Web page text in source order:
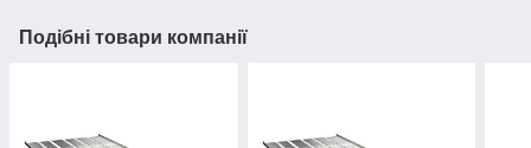
Подібні товари компанії